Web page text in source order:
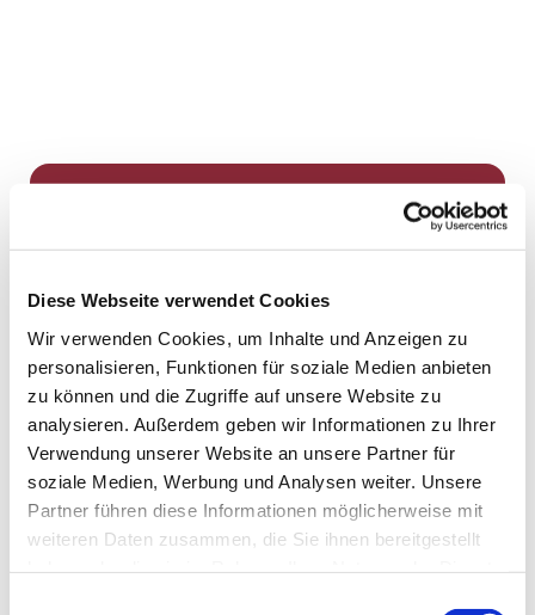
Diese Webseite verwendet Cookies
Wir verwenden Cookies, um Inhalte und Anzeigen zu
personalisieren, Funktionen für soziale Medien anbieten
zu können und die Zugriffe auf unsere Website zu
analysieren. Außerdem geben wir Informationen zu Ihrer
Verwendung unserer Website an unsere Partner für
soziale Medien, Werbung und Analysen weiter. Unsere
Partner führen diese Informationen möglicherweise mit
weiteren Daten zusammen, die Sie ihnen bereitgestellt
Dies könnte Sie auch